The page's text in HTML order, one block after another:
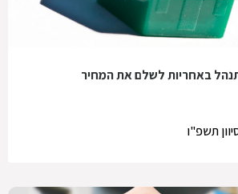
באחריות לשלם את המחיר
תשפ"ו